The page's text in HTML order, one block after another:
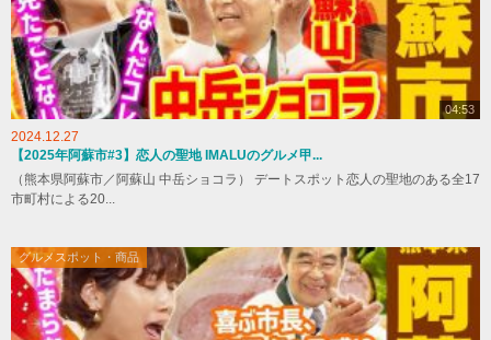
04:53
2024.12.27
【2025年阿蘇市#3】恋人の聖地 IMALUのグルメ甲...
（熊本県阿蘇市／阿蘇山 中岳ショコラ） デートスポット恋人の聖地のある全17
市町村による20...
グルメスポット・商品